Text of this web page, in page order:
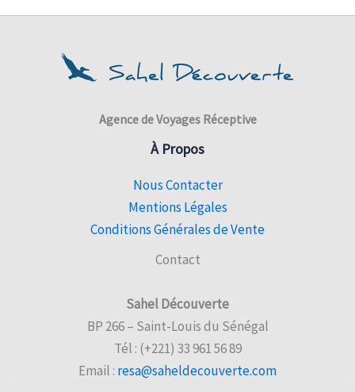
Agence de Voyages Réceptive
À Propos
Nous Contacter
Mentions Légales
Conditions Générales de Vente
Contact
Sahel Découverte
BP 266 – Saint-Louis du Sénégal
Tél : (+221) 33 961 56 89
Email : resa@saheldecouverte.com